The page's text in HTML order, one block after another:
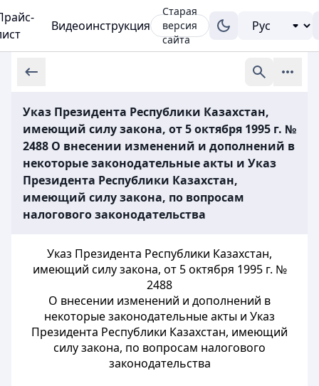
Видеоинструкция
Старая
версия
сайта
Указ Президента Республики Казахстан,
имеющий силу закона, от 5 октября 1995 г. №
2488 О внесении изменений и дополнений в
некоторые законодательные акты и Указ
Президента Республики Казахстан,
имеющий силу закона, по вопросам
налогового законодательства
Указ Президента Республики Казахстан,
имеющий силу закона, от 5 октября 1995 г. №
2488
О внесении изменений и дополнений в
некоторыезаконодательные акты и Указ
Президента Республики Казахстан, имеющий
силузакона, по вопросам налогового
законодательства